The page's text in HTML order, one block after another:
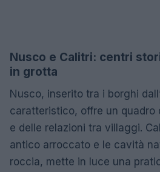
Nusco e Calitri: centri
in grotta
Nusco, inserito tra i borghi
caratteristico, offre un quadro
e delle relazioni tra villaggi.
antico arroccato e le cavità
roccia, mette in luce una